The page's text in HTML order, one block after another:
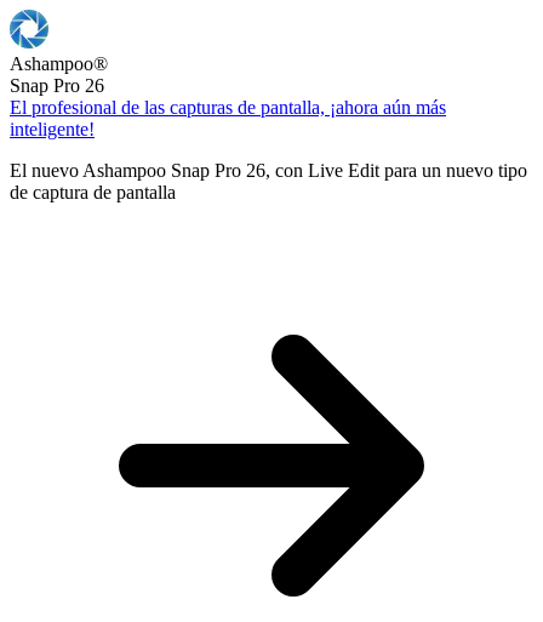
Ashampoo®
Snap Pro 26
El profesional de las capturas de pantalla, ¡ahora aún más
inteligente!
El nuevo Ashampoo Snap Pro 26, con Live Edit para un nuevo tipo
de captura de pantalla